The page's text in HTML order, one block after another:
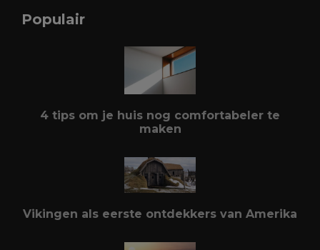
Populair
4 tips om je huis nog comfortabeler te
maken
Vikingen als eerste ontdekkers van Amerika